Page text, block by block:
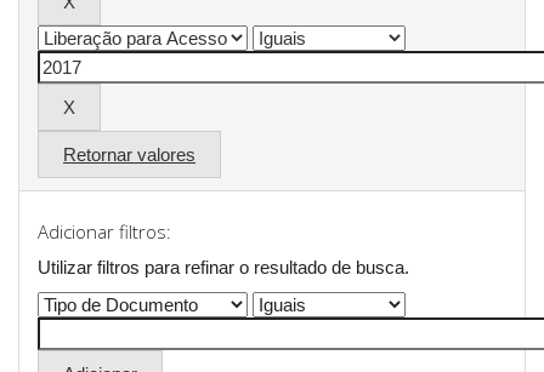
Retornar valores
Adicionar filtros:
Utilizar filtros para refinar o resultado de busca.